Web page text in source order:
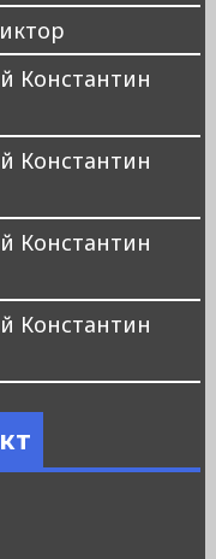
Константин
Константин
Константин
Константин